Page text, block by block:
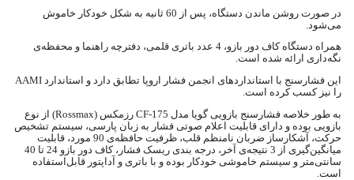
در صورت روشن ماندن دستگاه، پس از 60 ثانیه به شکل خودکار خاموش
می‌شود.
همراه دستگاه کاف دور بازو، 4 عدد باتری قلمی، دفترچه راهنما و محفظه‌ی
نگه‌داری ارائه شده است.
این فشارسنج با استانداردهای انجمن فشار اروپا تطابق دارد و استاندارد AAMI
را نیز کسب کرده است.
به طور خلاصه فشارسنج بازویی گویا مدل CF-175 رزمکس (Rossmax) از نوع
بازویی بوده و دارای قابلیت اعلام صوتی فشار به زبان پارسی، سیستم تشخیص
حرکت، آشکارساز ضربان نامنظم قلب، ظرفیت حافظه‌ی 90 مورد، قابلیت
میانگین‌گیری از 3 نتیجه‌ی آخر، درجه‌ بندی ریسک فشار، کاف دور بازو 24 تا 40
سانتی‌متر و سیستم خاموشی خودکار بوده و با باتری و آداپتور قابل‌استفاده
است.